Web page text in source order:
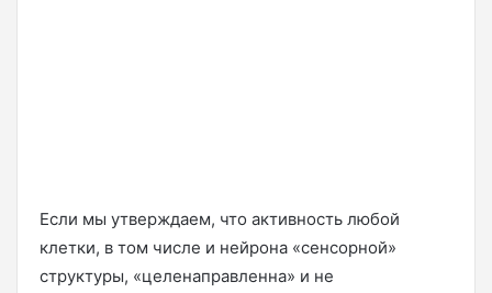
Если мы утверждаем, что активность любой
клетки, в том числе и нейрона «сенсорной»
структуры, «целенаправленна» и не